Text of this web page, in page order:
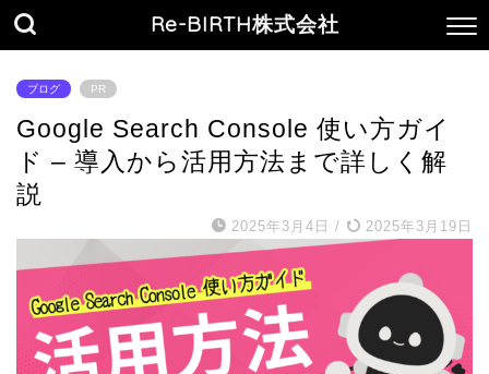
Re-BIRTH株式会社
ブログ PR
Google Search Console 使い方ガイ
ド – 導入から活用方法まで詳しく解
説
2025年3月4日 / 2025年3月19日